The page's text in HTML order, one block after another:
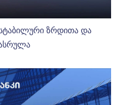
ზრდითა და